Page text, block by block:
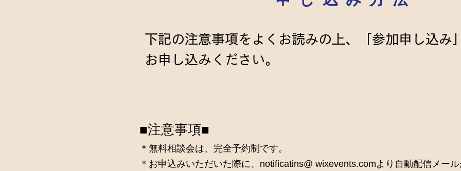
下記の注意事項をよくお読みの上、「参加申し込み
お申し込みください。
■注意事項■
​＊ ​無料相談会は、完全予約制です。
＊お申込みいただいた際に、notificatins@ wixevents.comより自動配信メー